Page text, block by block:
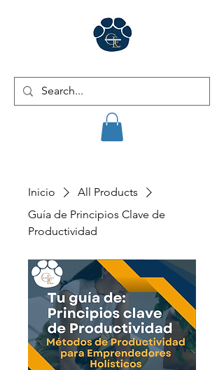
Inicio
All Products
Guía de Principios Clave de
Productividad